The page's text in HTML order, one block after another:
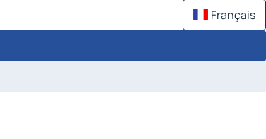
Français